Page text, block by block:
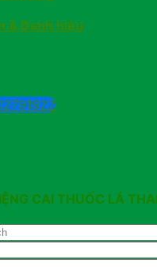
& Danh hiệu
CAI THUỐC LÁ